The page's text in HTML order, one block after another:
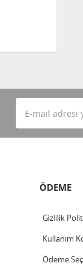
ÖDEME
Gizlilik
Kullanım
Ödeme